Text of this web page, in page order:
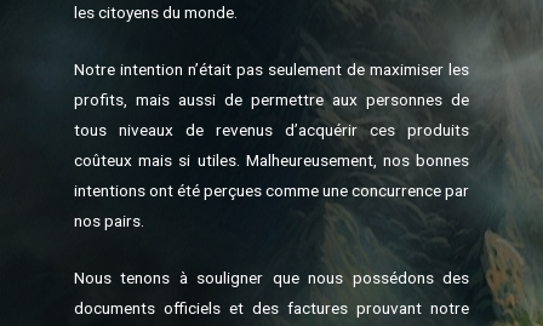
les citoyens du monde.
Notre intention n’était pas seulement de maximiser les
profits, mais aussi de permettre aux personnes de
tous niveaux de revenus d’acquérir ces produits
coûteux mais si utiles. Malheureusement, nos bonnes
intentions ont été perçues comme une concurrence par
nos pairs.
Nous tenons à souligner que nous possédons des
documents officiels et des factures prouvant notre